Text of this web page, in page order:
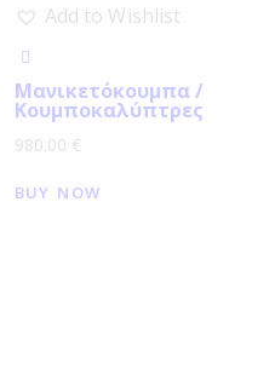
Add to Wishlist
Μανικετόκουμπα /
Κουμποκαλύπτρες
980.00 €
BUY NOW